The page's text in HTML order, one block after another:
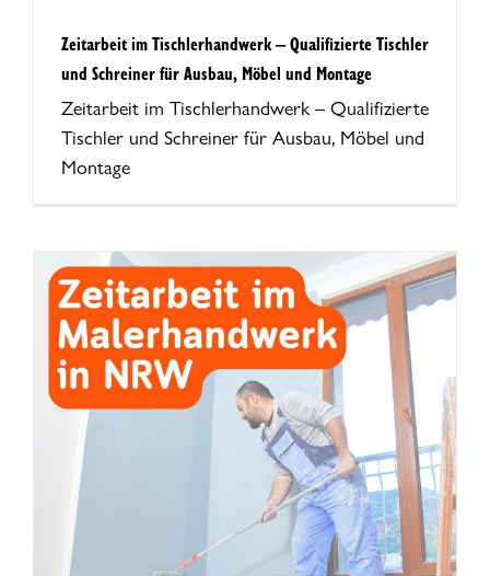
Zeitarbeit im Tischlerhandwerk – Qualifizierte Tischler
und Schreiner für Ausbau, Möbel und Montage
Zeitarbeit im Tischlerhandwerk – Qualifizierte
Tischler und Schreiner für Ausbau, Möbel und
Montage